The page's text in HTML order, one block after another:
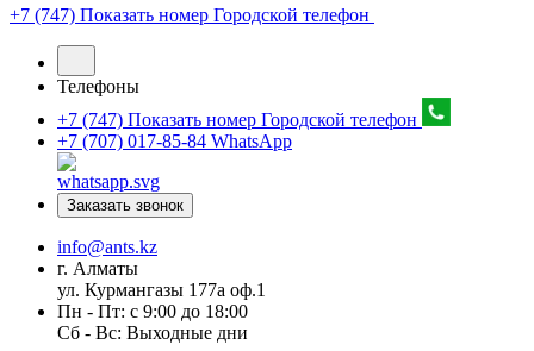
+7 (747) Показать номер Городской телефон
Телефоны
+7 (747) Показать номер Городской телефон
+7 (707) 017-85-84 WhatsApp
Заказать звонок
info@ants.kz
г. Алматы
ул. Курмангазы 177а оф.1
Пн - Пт: с 9:00 до 18:00
Сб - Вс: Выходные дни